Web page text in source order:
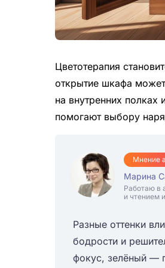
Цветотерапия
открытие шкафа
на внутренних
помогают выбору
Мнение
Марина
Работаю в
и чтением
Разные оттенки
бодрости и
фокус, зелёный —